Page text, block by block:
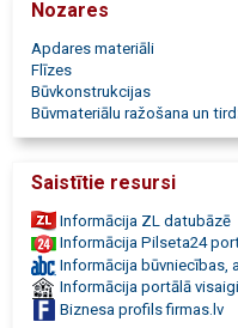
materiāli, virtuves mēbeles,
dekori, gleznu un foto rāmji,
plāksnītes, auto piederumi,
stiprinājumi, apkure,
instrumenti, metālapstrādes
darbarīki, durvis, lamināts,
zivtiņas, akvāriji, suņu un
pavadas, blusu siksniņas,
dzīvnieku kopšanas līdzekļi,
Nozares
Apdares materiāli
Flīzes
Būvkonstrukcijas
Būvmateriālu ražošana un
Saistītie resursi
Informācija ZL datubāzē
Informācija Pilseta24
Informācija būvniecības,
Informācija portālā
Biznesa profils firmas.lv